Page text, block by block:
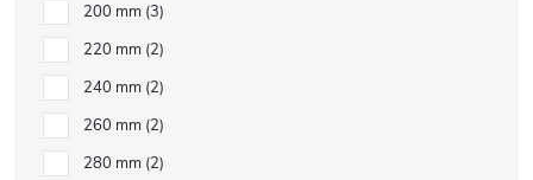
200 mm 3
220 mm 2
240 mm 2
260 mm 2
280 mm 2